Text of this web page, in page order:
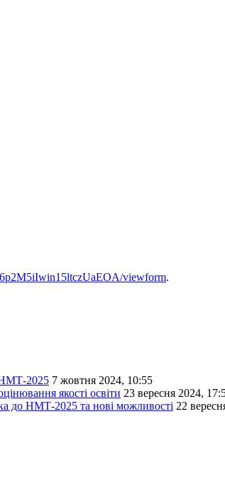
viewform.
НМТ-2025 7 жовтня 2024, 10:55
якості освіти 23 вересня 2024,
до НМТ-2025 та нові можливості 22